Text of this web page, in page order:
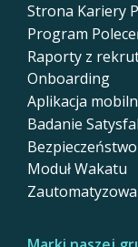
Strona Kariery
Program
Raporty z
Onboarding
Aplikacja
Badanie
Bezpieczeństwo
Moduł Wakatu